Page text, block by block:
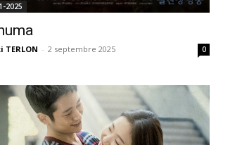
2025
TERLON - 2 septembre 2025 0